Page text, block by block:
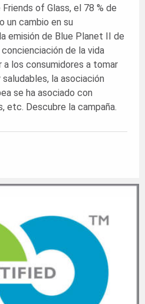
of Glass, el 78 % de
un cambio en su
emisión de Blue Planet II de
de la vida
a los consumidores a tomar
la asociación
se ha asociado con
etc. Descubre la campaña.